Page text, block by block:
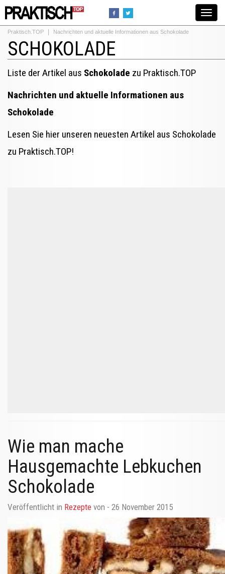
Toggle
Praktisch.TOP Nachrichten und aktuelle Informationen aus Schokolade
SCHOKOLADE
Liste der Artikel aus Schokolade zu Praktisch.TOP
Nachrichten und aktuelle Informationen aus
Schokolade
Lesen Sie hier unseren neuesten Artikel aus Schokolade
zu Praktisch.TOP!
Wie man mache
Hausgemachte Lebkuchen
Schokolade
Veröffentlicht in Rezepte von - 26 November 2015